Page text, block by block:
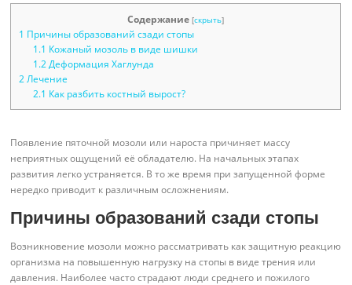
Содержание [скрыть]
1 Причины образований сзади стопы
1.1 Кожаный мозоль в виде шишки
1.2Деформация Хаглунда
2 Лечение
2.1 Как разбить костный вырост?
Появление пяточной мозоли или нароста причиняет массу
неприятных ощущений её обладателю. На начальных этапах
развития легко устраняется. В то же время при запущенной форме
нередко приводит к различным осложнениям.
Причины образований сзади стопы
Возникновение мозоли можно рассматривать как защитную реакцию
организма на повышенную нагрузку на стопы в виде трения или
давления. Наиболее часто страдают люди среднего и пожилого